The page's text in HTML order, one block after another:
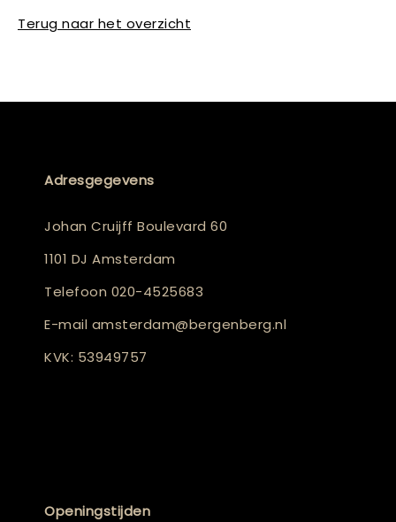
Terug naar het overzicht
Adresgegevens
Johan Cruijff Boulevard 60
1101 DJ Amsterdam
Telefoon 020-4525683
E-mail amsterdam@bergenberg.nl
KVK: 53949757
Openingstijden